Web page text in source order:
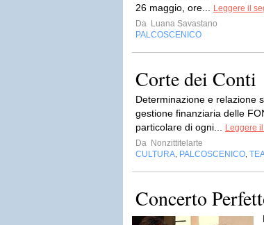
26 maggio, ore...
Leggere il
Da Luana Savastano
PALCOSCENICO
Corte dei Conti
Determinazione e relazione
gestione finanziaria delle
particolare di ogni...
Leggere
Da Nonzittitelarte
CULTURA PALCOSCENICO
Concerto